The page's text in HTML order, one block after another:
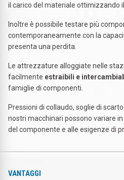
il carico del materiale ottimizzando
Inoltre è possibile testare più
contemporaneamente con la
presenta una perdita.
Le attrezzature alloggiate nelle
facilmente estraibili e
famiglie di componenti.
Pressioni di collaudo, soglie di
nostri macchinari possono variare
del componente e alle esigenze di
VANTAGGI